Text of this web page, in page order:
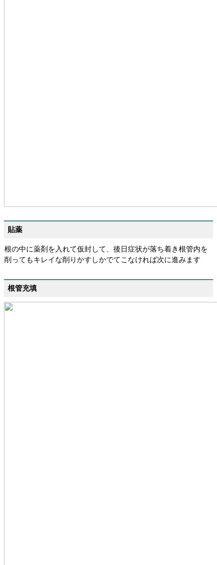
貼薬
根の中に薬剤を入れて仮封して、後日症状が落ち着き根管内を
削ってもキレイな削りかすしかでてこなければ次に進みます
根管充填